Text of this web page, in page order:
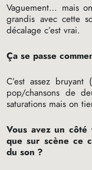
Vaguement… mais
grandis avec cette
décalage c’est vrai.
Ça se passe
C’est assez
pop/chansons de
saturations mais on
Vous avez un côté
que sur scène ce
du son ?